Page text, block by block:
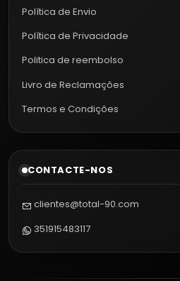
Política de Envio
Política de Privacidade
Politica de reembolso
Livro de Reclamações
Termos e Condições
CONTACTE-NOS
clientes@total-90.com
351915483117